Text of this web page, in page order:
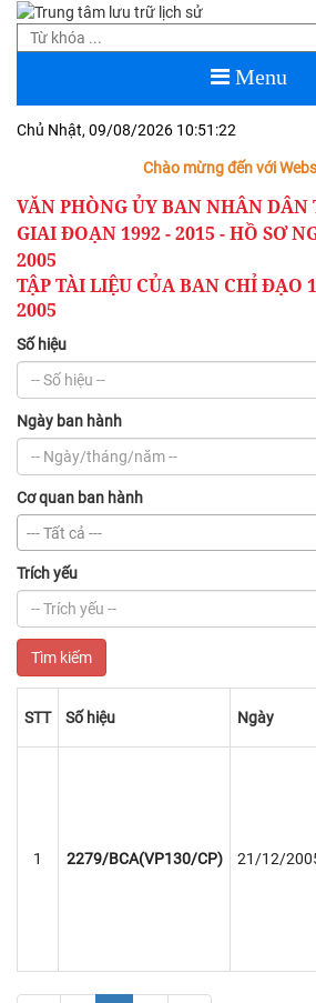
Menu
Chủ Nhật, 09/08/2026 10:51:23
Chào mừng đến với
VĂN PHÒNG ỦY BAN NHÂN
GIAI ĐOẠN 1992 - 2015 - HỒ SƠ
2005
TẬP TÀI LIỆU CỦA BAN CHỈ ĐẠO
2005
Số hiệu
Ngày ban hành
Cơ quan ban hành
--- Tất cả ---
Trích yếu
Tìm kiếm
STT Số hiệu Ngày
1 2279/BCA(VP130/CP) 21/12/